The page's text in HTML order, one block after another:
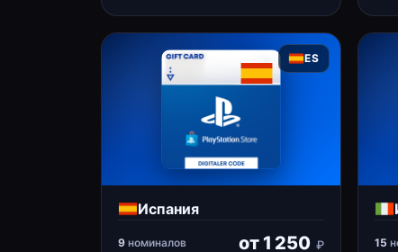
ES
Испания
9 номиналов от 1 250 ₽ 15